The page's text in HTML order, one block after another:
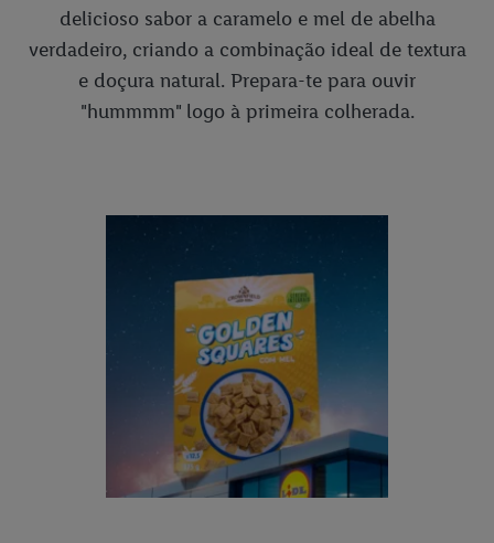
delicioso sabor a caramelo e mel de abelha
verdadeiro, criando a combinação ideal de textura
e doçura natural. Prepara-te para ouvir
"hummmm" logo à primeira colherada.